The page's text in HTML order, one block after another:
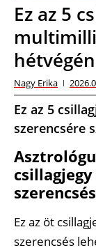
Ez az 5
Nagy Erika
Ez az 5
szerencsére
Ez az öt
szerencsés